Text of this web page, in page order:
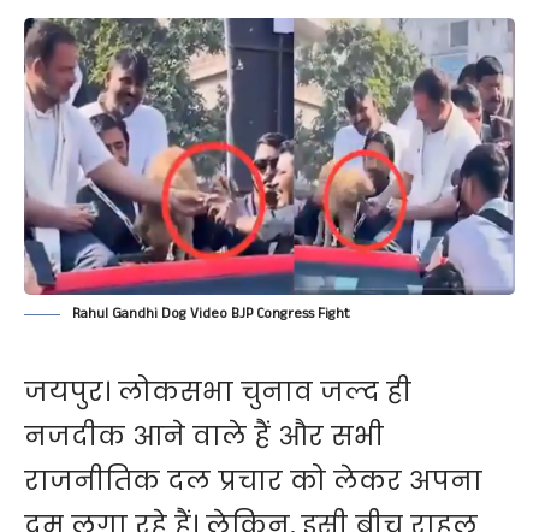
Rahul Gandhi Dog Video BJP Congress Fight
जयपुर। लोकसभा चुनाव जल्द ही
नजदीक आने वाले हैं और सभी
राजनीतिक दल प्रचार को लेकर अपना